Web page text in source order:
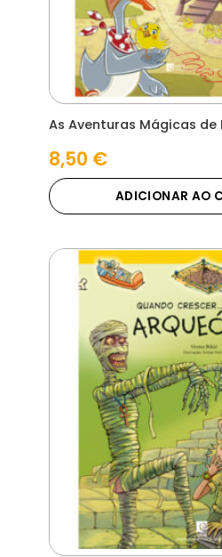
As Aventuras Mágicas de
8,50 €
ADICIONAR AO